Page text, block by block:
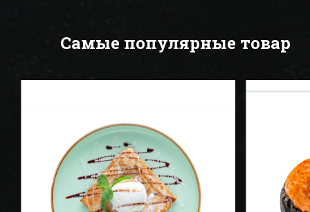
Самые популярные товар